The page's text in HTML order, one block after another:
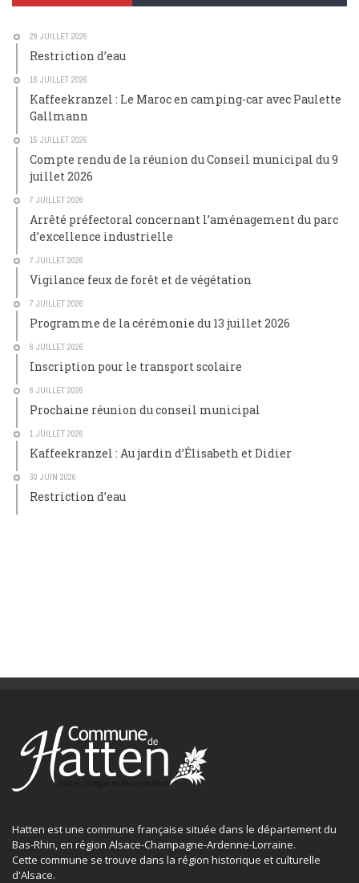
29 JUILLET 2026
Restriction d’eau
16 JUILLET 2026
Kaffeekranzel : Le Maroc en camping-car avec Paulette
Gallmann
15 JUILLET 2026
Compte rendu de la réunion du Conseil municipal du 9
juillet 2026
7 JUILLET 2026
Arrêté préfectoral concernant l’aménagement du parc
d’excellence industrielle
7 JUILLET 2026
Vigilance feux de forêt et de végétation
7 JUILLET 2026
Programme de la cérémonie du 13 juillet 2026
6 JUILLET 2026
Inscription pour le transport scolaire
6 JUILLET 2026
Prochaine réunion du conseil municipal
1 JUILLET 2026
Kaffeekranzel : Au jardin d’Élisabeth et Didier
30 JUIN 2026
Restriction d’eau
Hatten est une commune française située dans le département du
Bas-Rhin, en région Alsace-Champagne-Ardenne-Lorraine.
Cette commune se trouve dans la région historique et culturelle
d'Alsace.